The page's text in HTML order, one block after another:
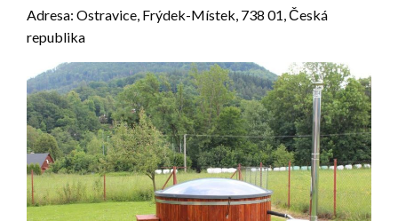
Adresa: Ostravice, Frýdek-Místek, 738 01, Česká
republika